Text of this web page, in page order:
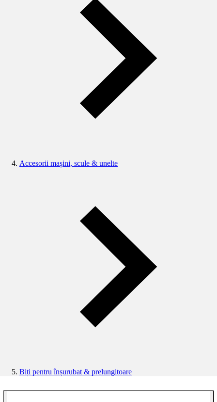
Accesorii mașini, scule & unelte
Biți pentru înșurubat & prelungitoare